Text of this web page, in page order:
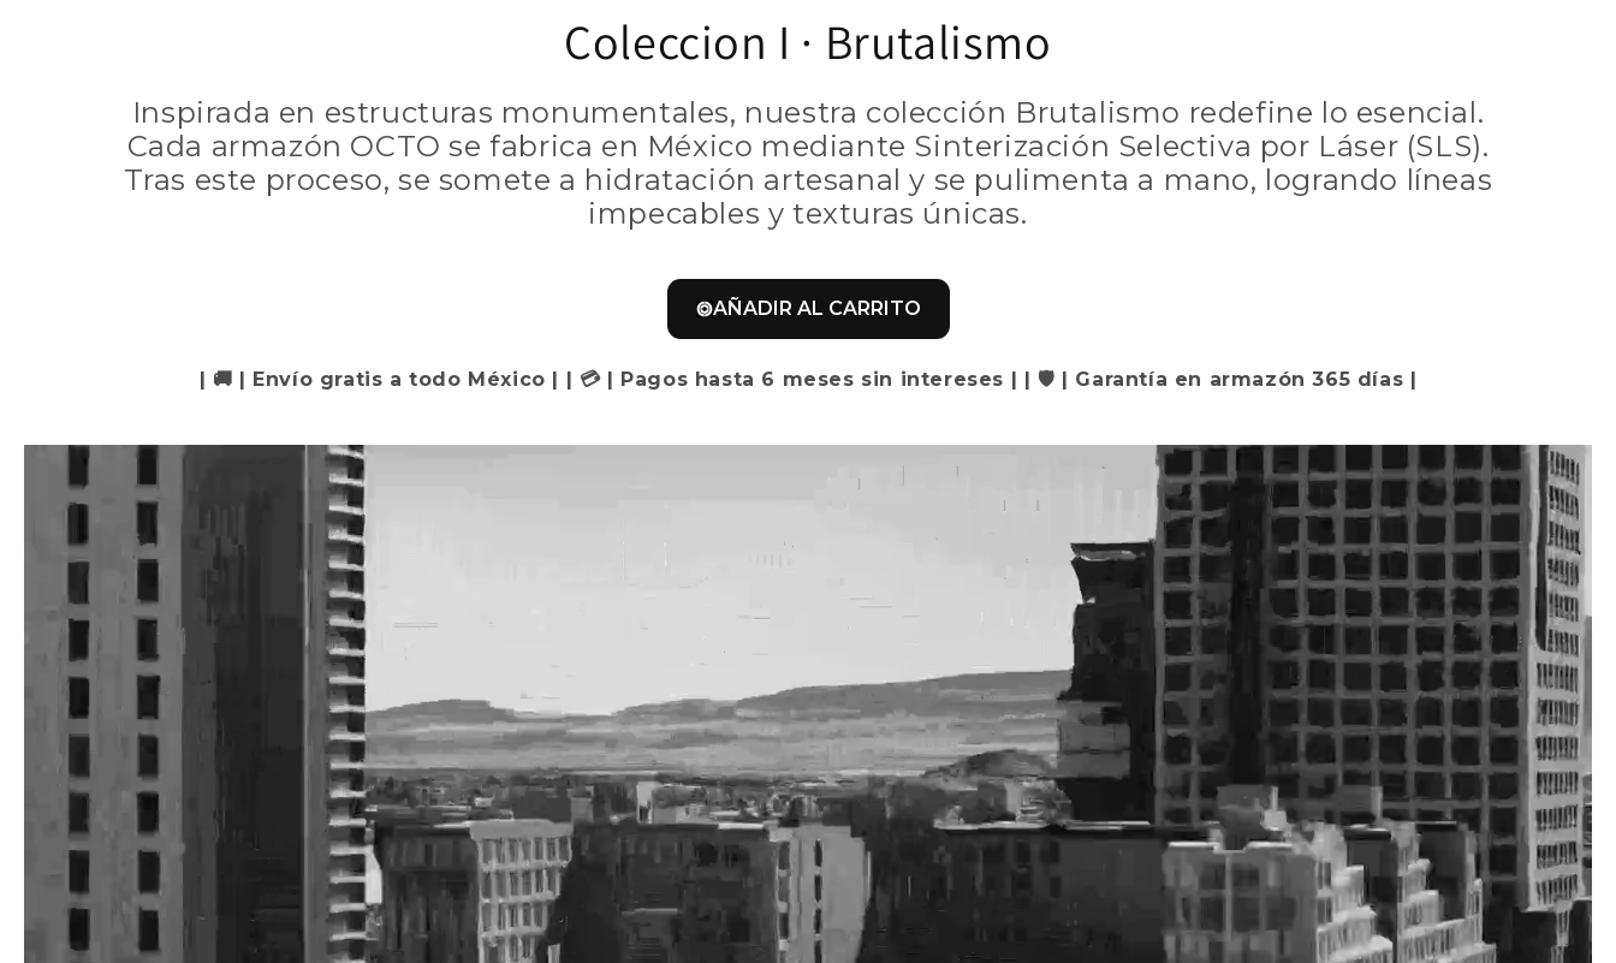
Coleccion I · Brutalismo
Inspirada en estructuras monumentales, nuestra colección Brutalismo redefine lo esencial.
Cada armazón OCTO se fabrica en México mediante Sinterización Selectiva por Láser (SLS).
Tras este proceso, se somete a hidratación artesanal y se pulimenta a mano, logrando líneas
impecables y texturas únicas.
AÑADIR AL CARRITO
| 🚚 | Envío gratis a todo México | | 💳 | Pagos hasta 6 meses sin intereses | | 🛡 | Garantía en armazón 365 días |